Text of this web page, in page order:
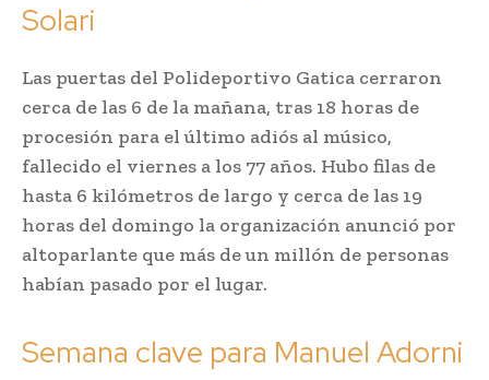
Solari
Las puertas del Polideportivo Gatica cerraron
cerca de las 6 de la mañana, tras 18 horas de
procesión para el último adiós al músico,
fallecido el viernes a los 77 años. Hubo filas de
hasta 6 kilómetros de largo y cerca de las 19
horas del domingo la organización anunció por
altoparlante que más de un millón de personas
habían pasado por el lugar.
Semana clave para Manuel Adorni